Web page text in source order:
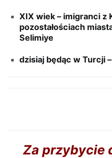
XIX wiek – imigranci z
pozostałościach
Selimiye
dzisiaj będąc w Turcji
Za przybycie